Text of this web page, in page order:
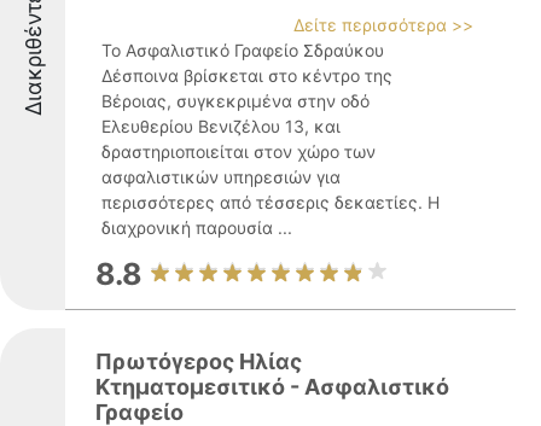
Διακριθέντες
Δείτε περισσότερα >>
Το Ασφαλιστικό Γραφείο Σδραύκου
Δέσποινα βρίσκεται στο κέντρο της
Βέροιας, συγκεκριμένα στην οδό
Ελευθερίου Βενιζέλου 13, και
δραστηριοποιείται στον χώρο των
ασφαλιστικών υπηρεσιών για
περισσότερες από τέσσερις δεκαετίες. Η
διαχρονική παρουσία ...
8.8
Πρωτόγερος Ηλίας
Κτηματομεσιτικό - Ασφαλιστικό
Γραφείο